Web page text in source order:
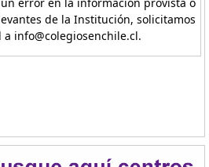
de la Institución, solicitamos
info@colegiosenchile.cl.